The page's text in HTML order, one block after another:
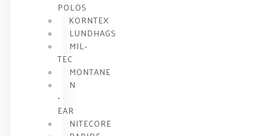
POLOS
KORNTEX
LUNDHAGS
MIL-
TEC
MONTANE
N
•
EAR
NITECORE